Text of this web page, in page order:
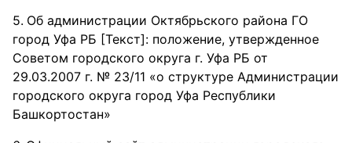
Об администрации Октябрьского района ГО
город Уфа РБ [Текст]: положение, утвержденное
Советом городского округа г. Уфа РБ от
29.03.2007 г. № 23/11 «о структуре Администрации
городского округа город Уфа Республики
Башкортостан»